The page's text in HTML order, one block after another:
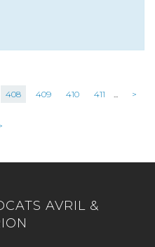
408 409 410 411 ... >
AVRIL &